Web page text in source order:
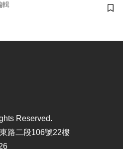
輯
儲
Reserved.
路二段106號22樓